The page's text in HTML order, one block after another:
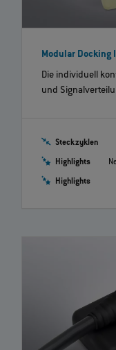
Modular Docking
Die individuell
und
Steckzyklen
Highlights
Highlights